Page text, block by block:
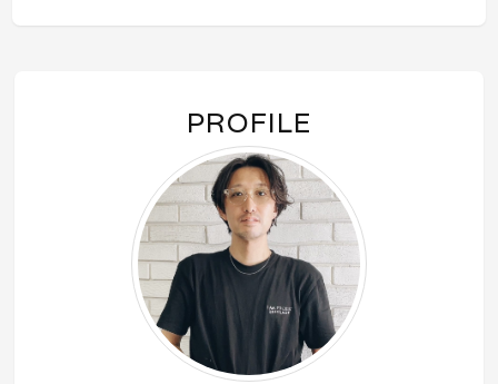
PROFILE